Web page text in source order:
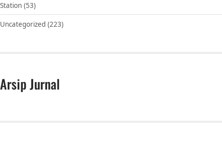
Station (53)
Uncategorized (223)
Arsip Jurnal